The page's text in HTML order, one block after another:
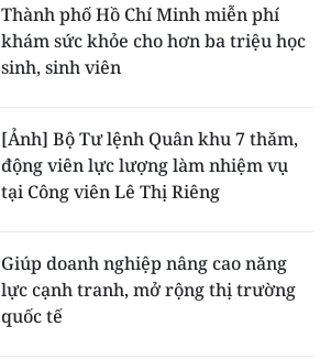
Thành phố Hồ Chí Minh miễn phí
khám sức khỏe cho hơn ba triệu học
sinh, sinh viên
[Ảnh] Bộ Tư lệnh Quân khu 7 thăm,
động viên lực lượng làm nhiệm vụ
tại Công viên Lê Thị Riêng
Giúp doanh nghiệp nâng cao năng
lực cạnh tranh, mở rộng thị trường
quốc tế